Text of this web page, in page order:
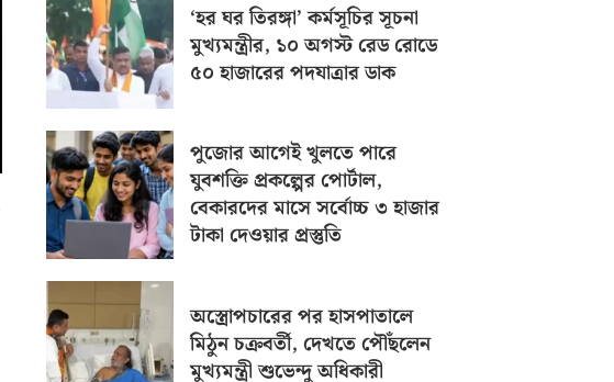
‘হর ঘর তিরঙ্গা’ কর্মসূচির সূচনা
মুখ্যমন্ত্রীর, ১০ অগস্ট রেড রোডে
৫০ হাজারের পদযাত্রার ডাক
পুজোর আগেই খুলতে পারে
যুবশক্তি প্রকল্পের পোর্টাল,
বেকারদের মাসে সর্বোচ্চ ৩ হাজার
টাকা দেওয়ার প্রস্তুতি
অস্ত্রোপচারের পর হাসপাতালে
মিঠুন চক্রবর্তী, দেখতে পৌঁছলেন
মুখ্যমন্ত্রী শুভেন্দু অধিকারী